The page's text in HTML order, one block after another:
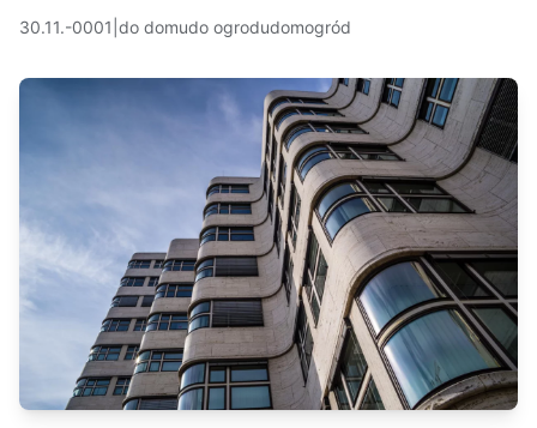
30.11.-0001 do domudo ogrodudomogród